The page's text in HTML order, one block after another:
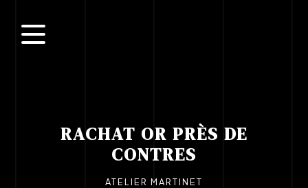
RACHAT OR PRÈS DE
CONTRES
ATELIER MARTINET